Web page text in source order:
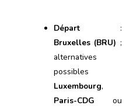
Départ:
Bruxelles (BRU) ;
alternatives
possibles
Luxembourg,
Paris-CDG ou